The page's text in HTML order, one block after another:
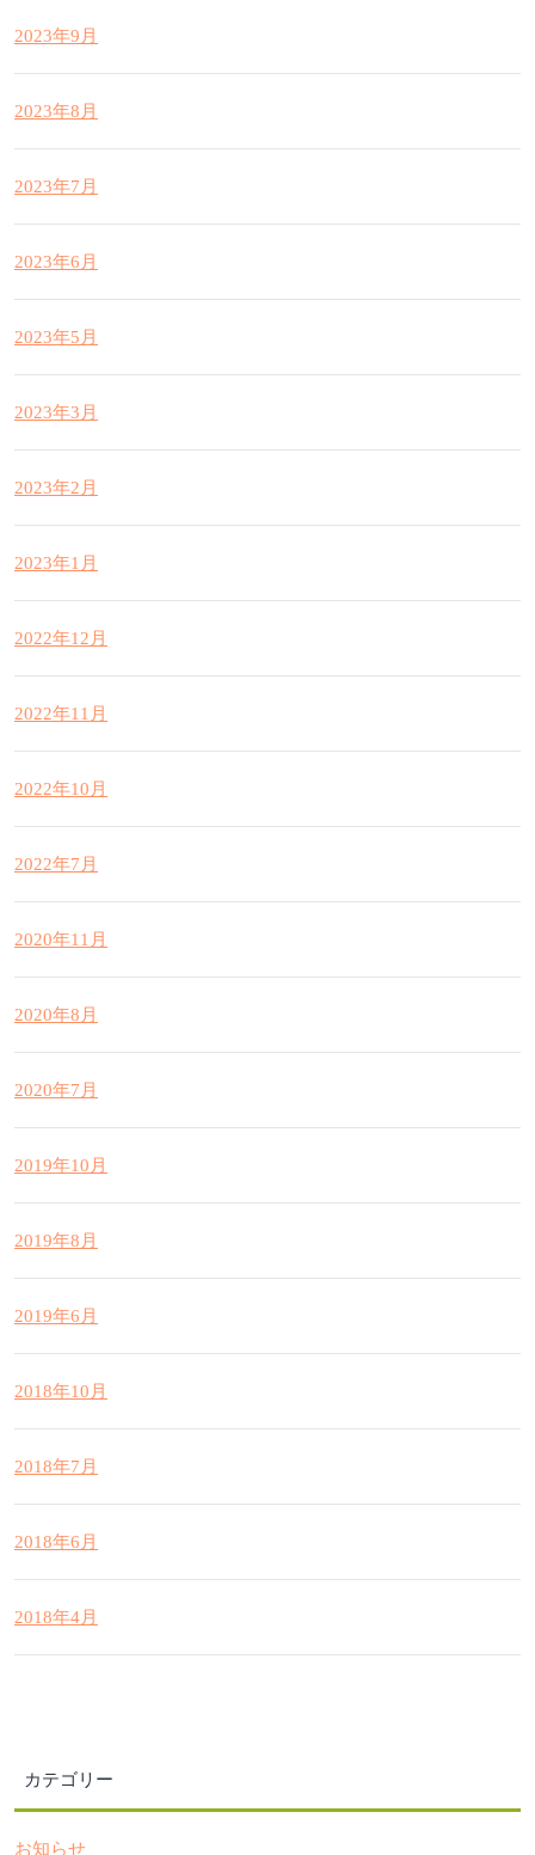
2023年9月
2023年8月
2023年7月
2023年6月
2023年5月
2023年3月
2023年2月
2023年1月
2022年12月
2022年11月
2022年10月
2022年7月
2020年11月
2020年8月
2020年7月
2019年10月
2019年8月
2019年6月
2018年10月
2018年7月
2018年6月
2018年4月
カテゴリー
お知らせ